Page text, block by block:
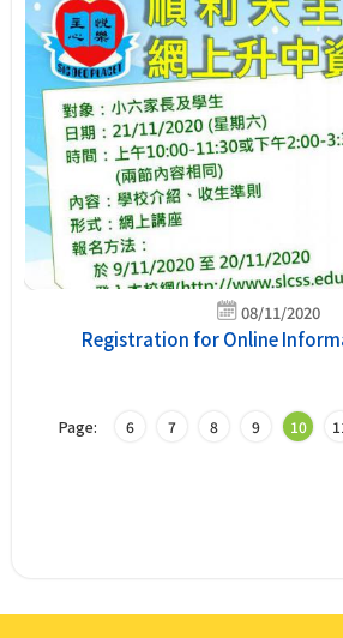
08/11/2020
Registration for Online
Page: 6 7 8 9 10